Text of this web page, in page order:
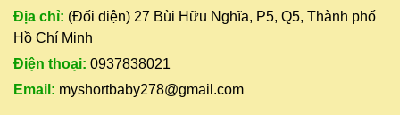
Địa chỉ: (Đối diện) 27 Bùi Hữu Nghĩa, P5, Q5, Thành phố
Hồ Chí Minh
Điện thoại: 0937838021
Email: myshortbaby278@gmail.com